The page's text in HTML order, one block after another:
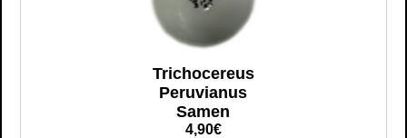
Trichocereus
Peruvianus
Samen
4,90€